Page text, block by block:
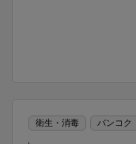
衛生・消毒 バンコク